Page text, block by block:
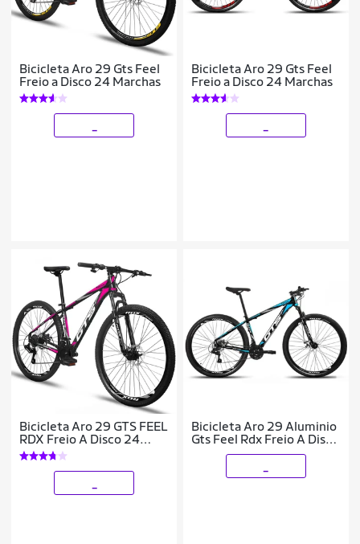
Bicicleta Aro 29 Gts Feel
Freio a Disco 24 Marchas
Bicicleta Aro 29 Gts Feel
Freio a Disco 24 Marchas
Bicicleta Aro 29 GTS FEEL
RDX Freio A Disco 24
Marchas
Bicicleta Aro 29 Aluminio
Gts Feel Rdx Freio A Disco
21 Marchas Shimano